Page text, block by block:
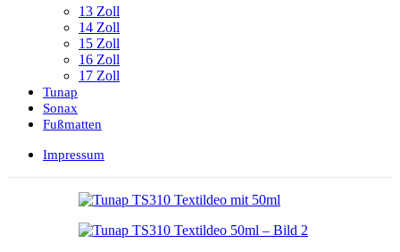
13 Zoll
14 Zoll
15 Zoll
16 Zoll
17 Zoll
Tunap
Sonax
Fußmatten
Impressum